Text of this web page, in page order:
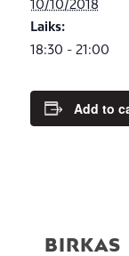
10/10/2018
Laiks:
18:30 - 21:00
Add to
BIRKAS